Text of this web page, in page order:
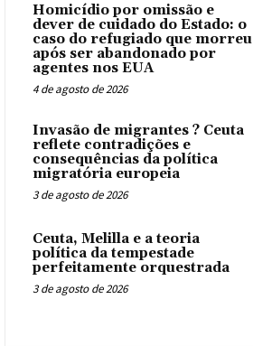
Homicídio por omissão e
dever de cuidado do Estado: o
caso do refugiado que morreu
após ser abandonado por
agentes nos EUA
4 de agosto de 2026
Invasão de migrantes ? Ceuta
reflete contradições e
consequências da política
migratória europeia
3 de agosto de 2026
Ceuta, Melilla e a teoria
política da tempestade
perfeitamente orquestrada
3 de agosto de 2026